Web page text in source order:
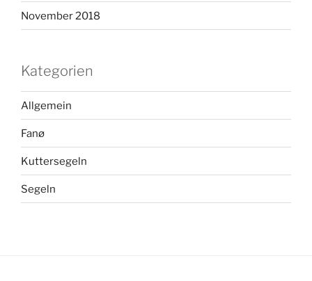
November 2018
Kategorien
Allgemein
Fanø
Kuttersegeln
Segeln